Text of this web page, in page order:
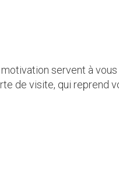
servent à
de visite, qui reprend